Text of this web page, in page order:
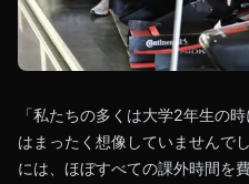
「私たちの多くは大学2年生の
はまったく想像していませんで
には、ほぼすべての課外時間を